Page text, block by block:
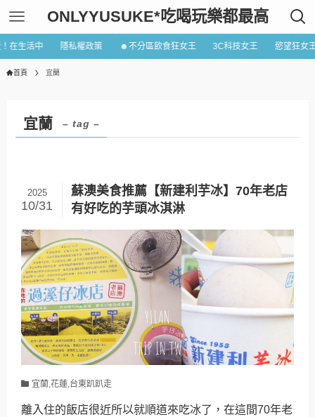
ONLYYUSUKE*吃喝玩樂都最高
在生活中 隱私權政策 ☻不分區飲食狂女王 3C科技女王 慾望狂女
首頁 宜蘭
宜蘭 – tag –
蘇澳美食推薦【新建利芋冰】70年老店
有好吃的芋頭冰淇淋
2025
10/31
宜蘭,花蓮,台東趴趴走
離入住的飯店很近所以就順道來吃冰了，在這間70年老